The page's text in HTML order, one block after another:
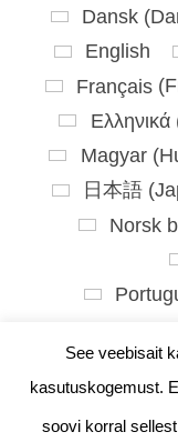
See veebisait
kasutuskogemust.
soovi korral
Dansk (
English
Français (
Ελληνικά
Magyar(
日本語 (
Norsk
Español(